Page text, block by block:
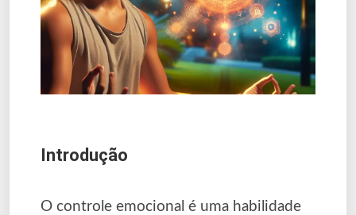
Introdução
O controle emocional é uma habilidade